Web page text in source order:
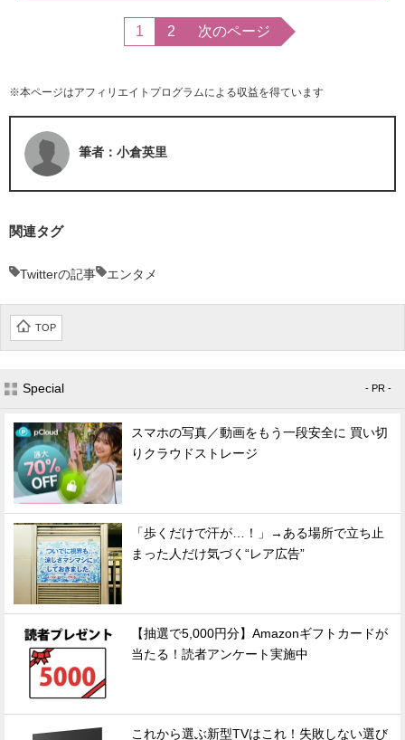
1 2 次のページ
※本ページはアフィリエイトプログラムによる収益を得ています
筆者：小倉英里
関連タグ
Twitterの記事 エンタメ
TOP
Special - PR -
スマホの写真／動画をもう一段安全に 買い切
りクラウドストレージ
「歩くだけで汗が…！」→ある場所で立ち止
まった人だけ気づく“レア広告”
【抽選で5,000円分】Amazonギフトカードが
当たる！読者アンケート実施中
これから選ぶ新型TVはこれ！失敗しない選び